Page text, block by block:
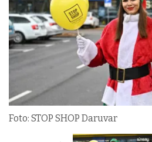
Foto: STOP SHOP Daruvar